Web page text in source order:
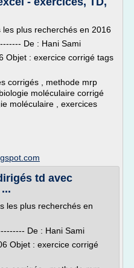
plus recherchés en 2016
De : Hani Sami
Objet : exercice corrigé tags
corrigés , methode mrp
moléculaire corrigé
moléculaire , exercices
td avec
les plus recherchés en
De : Hani Sami
Objet : exercice corrigé